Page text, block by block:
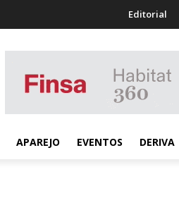
Editorial
APAREJO EVENTOS DERIVA